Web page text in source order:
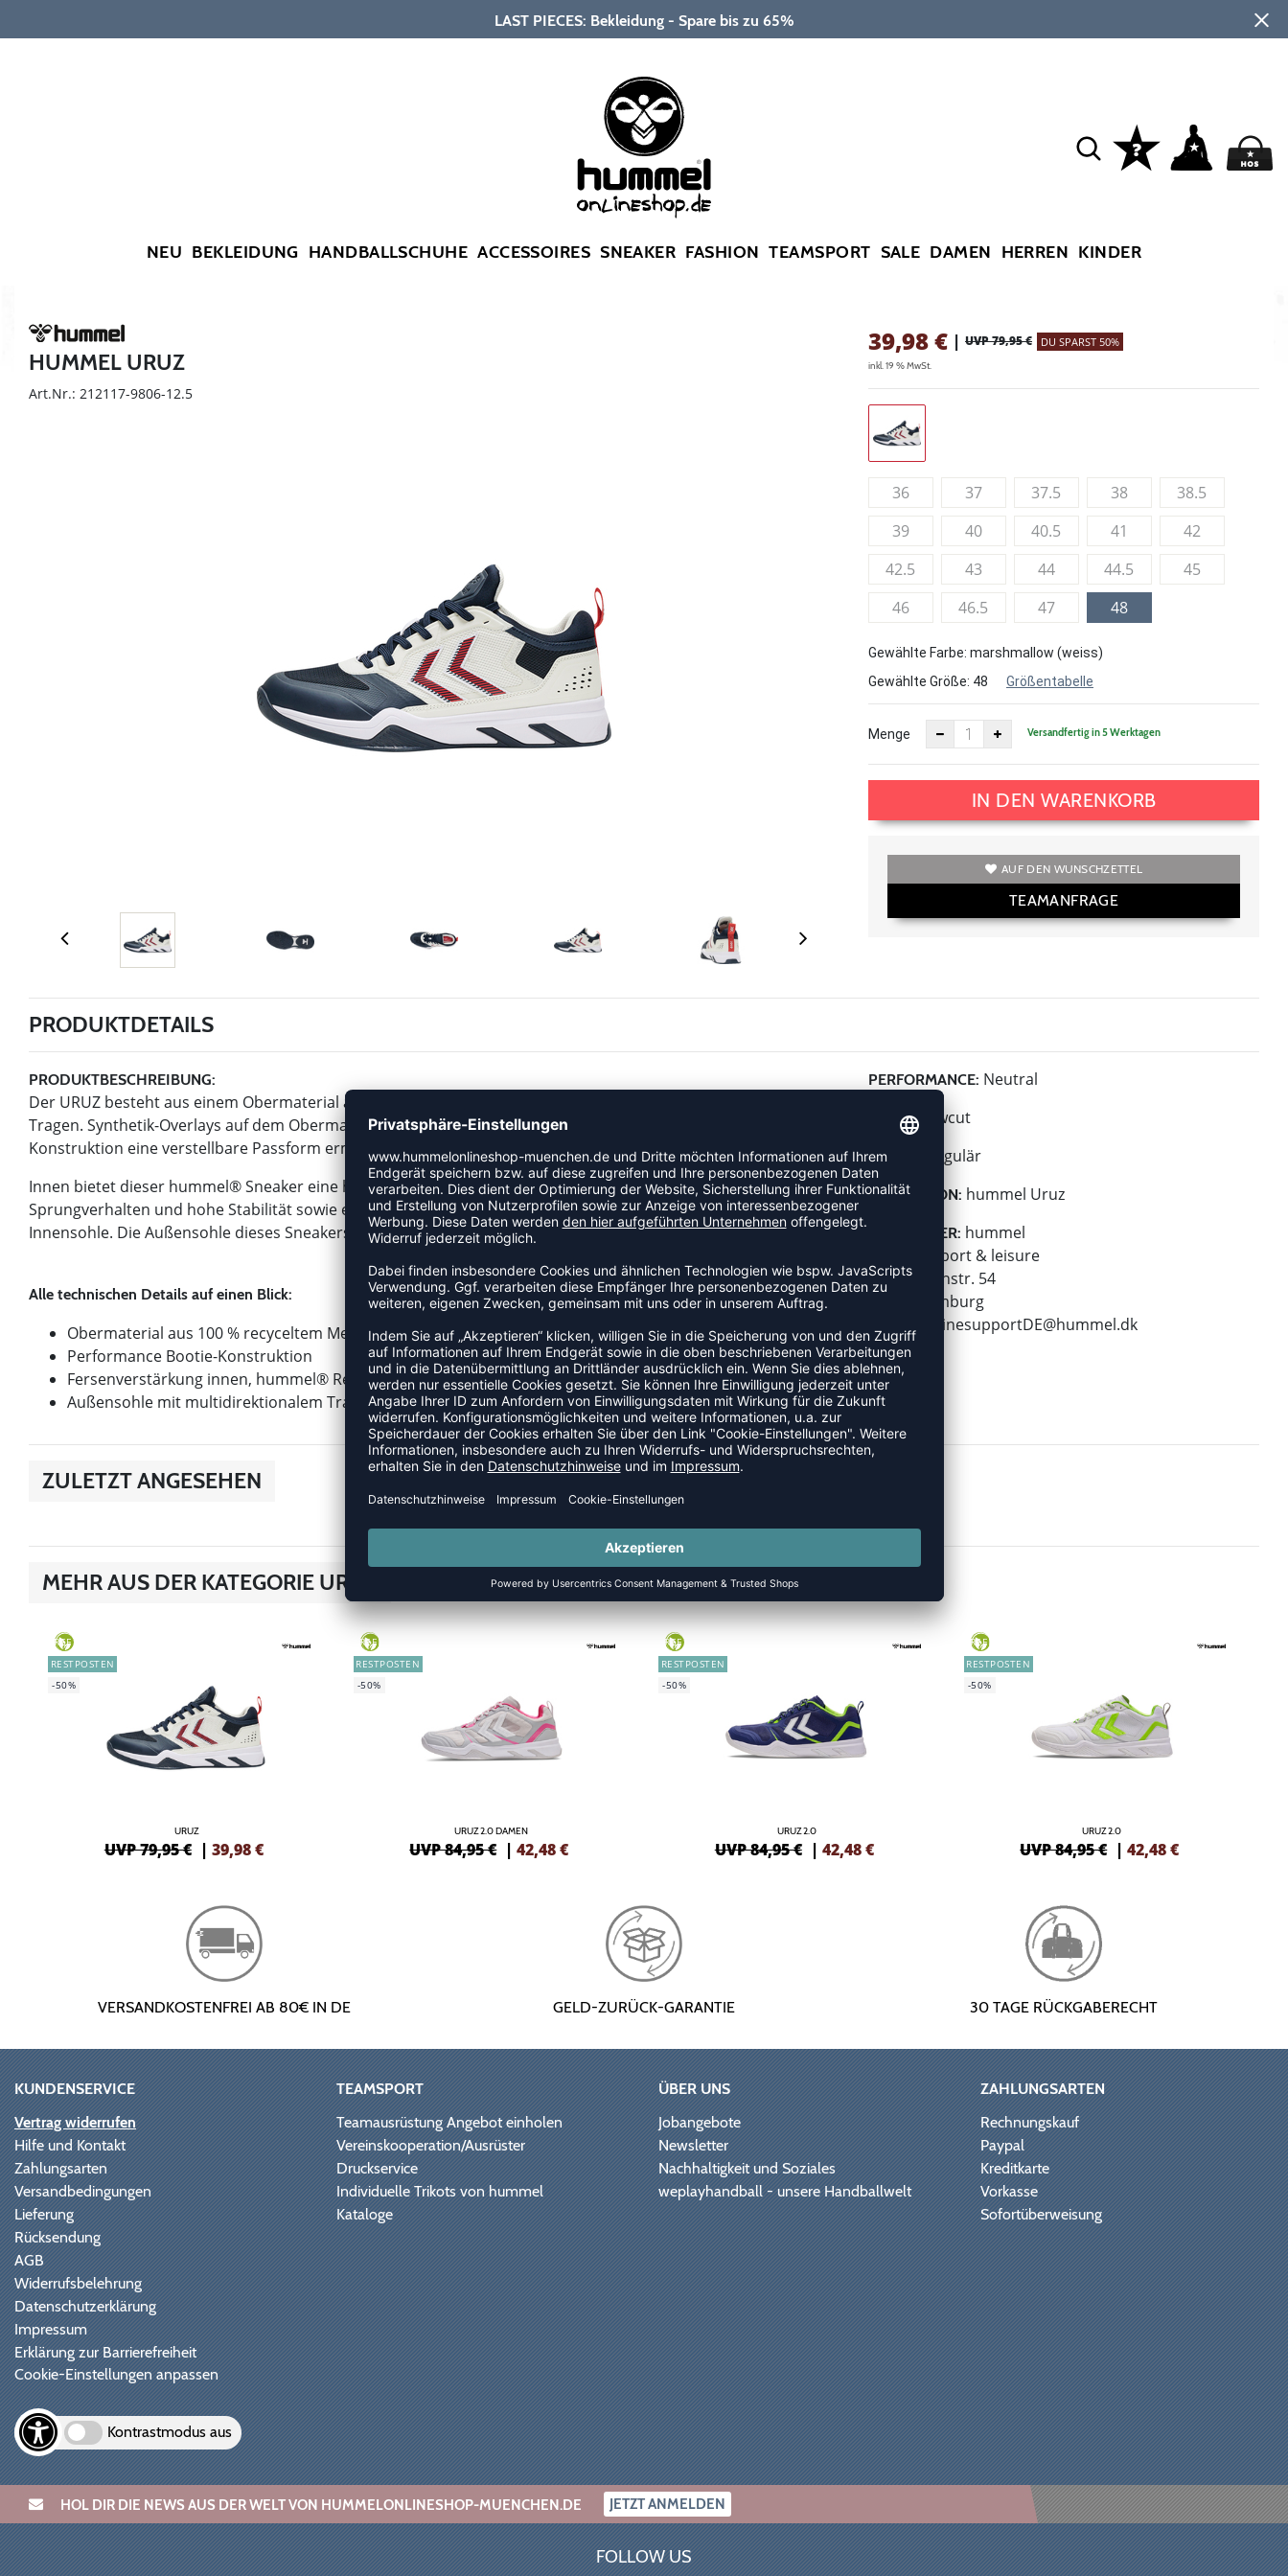
LAST PIECES: Bekleidung - Spare bis zu 65%
NEU BEKLEIDUNG HANDBALLSCHUHE ACCESSOIRES SNEAKER FASHION TEAMSPORT SALE DAMEN HERREN KINDER
HUMMEL URUZ
Art.Nr.: 212117-9806-12.5
39,98€ | UVP 79,95 € DU SPARST 50%
inkl. 19 % MwSt.
36 37 37.5 38
38.5
39
40 40.5 41
42
42.5
43 44 44.5
45
46
46.5 47 48
Gewählte Farbe: marshmallow (weiss)
Gewählte Größe: 48 Größentabelle
Menge Versandfertig in 5 Werktagen
IN DEN WARENKORB
AUF DEN WUNSCHZETTEL
TEAMANFRAGE
PRODUKTDETAILS
PRODUKTBESCHREIBUNG:
Der URUZ besteht aus einem Obermaterial aus 100 % recyceltem Mesh für verbesserte Atmungsaktivität beim
Tragen. Synthetik-Overlays auf dem Obermaterial stützen das Mesh-Material, während die Ariaprene® Bootie-
Konstruktion eine verstellbare Passform ermöglicht.
Innen bietet dieser hummel® Sneaker eine hummel® Reach-Abpolsterung für ein leichtes, reaktionsfreudiges
Sprungverhalten und hohe Stabilität sowie ein verstärktes Fersendesign und eine bequeme recycelte Ortholite®
Innensohle. Die Außensohle dieses Sneakers bietet multidirektionale Traktion für optimalen Halt.
Alle technischen Details auf einen Blick:
Obermaterial aus 100 % recyceltem Mesh mit stützenden Synthetik-Overlays
Performance Bootie-Konstruktion
Fersenverstärkung innen, hummel® Reach Abpolsterung und recycelte Ortholite® Innensohle
Außensohle mit multidirektionalem Traktionsdesign
PERFORMANCE: Neutral
HÖHE:Lowcut
BREITE: Regulär
KOLLEKTION: hummel Uruz
HERSTELLER: hummel
hummel sport & leisure
Leverkusenstr. 54
22761 Hamburg
onlinesupportDE@hummel.dk
ZULETZT ANGESEHEN
MEHR AUS DER KATEGORIE URUZ
GREEN
RESTPOSTEN
-50%
URUZ
UVP 79,95 € | 39,98€
GREEN
RESTPOSTEN
-50%
URUZ 2.0 DAMEN
UVP 84,95 € |42,48€
GREEN
RESTPOSTEN
-50%
URUZ 2.0
UVP 84,95 € | 42,48€
GREEN
RESTPOSTEN
-50%
URUZ 2.0
UVP 84,95 € |42,48€
VERSANDKOSTENFREI AB 80€ IN DE GELD-ZURÜCK-GARANTIE 30 TAGE RÜCKGABERECHT
KUNDENSERVICE
Vertrag widerrufen
Hilfe und Kontakt
Zahlungsarten
Versandbedingungen
Lieferung
Rücksendung
AGB
Widerrufsbelehrung
Datenschutzerklärung
Impressum
Erklärung zur Barrierefreiheit
Cookie-Einstellungen anpassen
Kontrastmodus aus
TEAMSPORT
Teamausrüstung Angebot einholen
Vereinskooperation/Ausrüster
Druckservice
Individuelle Trikots von hummel
Kataloge
ÜBER UNS
Jobangebote
Newsletter
Nachhaltigkeit und Soziales
weplayhandball - unsere Handballwelt
ZAHLUNGSARTEN
Rechnungskauf
Paypal
Kreditkarte
Vorkasse
Sofortüberweisung
HOL DIR DIE NEWS AUS DER WELT VON HUMMELONLINESHOP-MUENCHEN.DE JETZT ANMELDEN
FOLLOW US